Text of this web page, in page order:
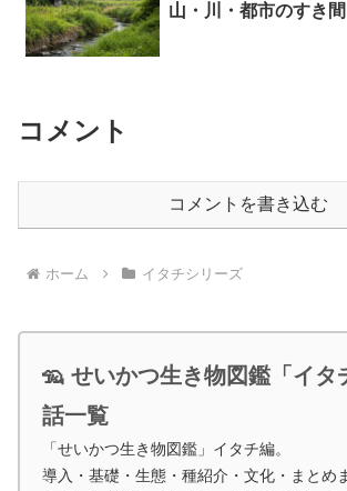
山・川・都市のすき
コメント
コメントを書き込む
ホーム イタチシリーズ
🦡 せいかつ生き物図鑑「イタ
話一覧
「せいかつ生き物図鑑」イタチ編。
導入・基礎・生態・種紹介・文化・まとめ